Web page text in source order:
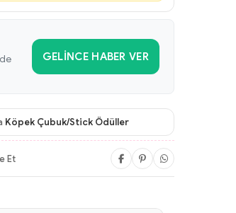
GELINCE HABER VER
Köpek Çubuk/Stick Ödüller
Et